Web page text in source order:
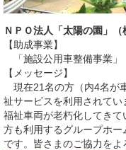
ＮＰＯ法人「太陽の園」 （
【助成事業】
「施設公用車整備事業」
【メッセージ】
現在21名の方（内4名が
祉サービスを利用されて
福祉車両が老朽化してき
方も利用するグループホ
です。皆さまのご協力をよ